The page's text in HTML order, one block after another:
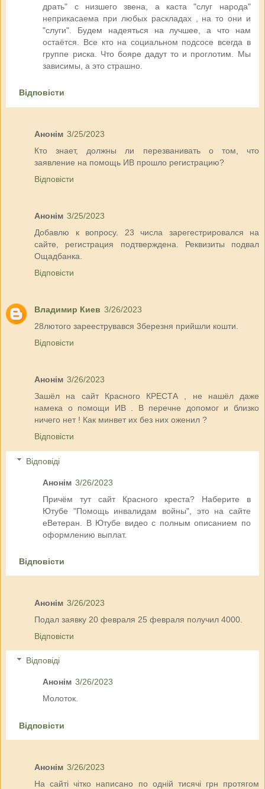
драть" с низшего звена, а каста "слуг народа"
неприкасаема при любых раскладах , на то они и
"слуги". Будем надеяться на лучшее, а что нам
остаётся. Все кто на социальном подсосе всегда в
группе риска. Что бояре дадут то и проглотим. Мы
зависимы, а это страшно.
Відповісти
Анонім 3/25/2023
Кто знает, должны ли перезванивать о том, что
заявление на помощь ИВ прошло регистрацию?
Відповісти
Анонім 3/25/2023
Добавлю к вопросу. 23 числа зарегестрировался на
сайте, регистрация подтверждена. Реквизиты подвал
Ощадбанка.
Відповісти
Владимир Киев 3/26/2023
28лютого зарееструвався 3березня прийшли кошти.
Відповісти
Анонім 3/26/2023
Зашёл на сайт Красного КРЕСТА , не нашёл даже
намека о помощи ИВ . В перечне допомог и близко
ничего нет ! Как минвет их без них оженил ?
Відповісти
Відповіді
Анонім 3/26/2023
Причём тут сайт Красного креста? Наберите в
Ютубе "Помощь инвалидам войны", это на сайте
еВетеран. В Ютубе видео с полным описанием по
оформлению выплат.
Відповісти
Анонім 3/26/2023
Подал заявку 20 февраля 25 февраля получил 4000.
Відповісти
Відповіді
Анонім 3/26/2023
Молоток.
Відповісти
Анонім 3/26/2023
На сайті чітко написано по одній тисячі грн протягом